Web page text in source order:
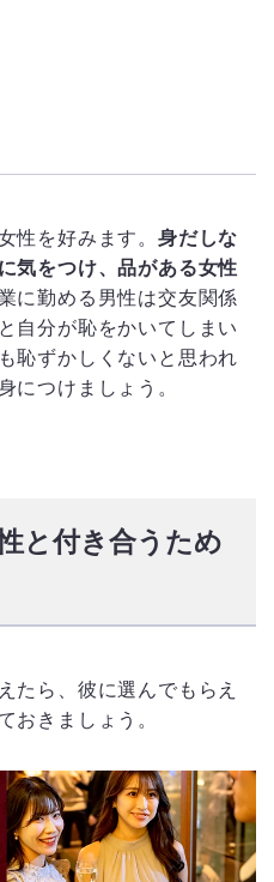
性を好みます。 身だしな
気をつけ、品がある女性
に勤める男性は交友関係
自分が恥をかいてしまい
恥ずかしくないと思われ
につけましょう。
と付き合うため
たら、彼に選んでもらえ
おきましょう。